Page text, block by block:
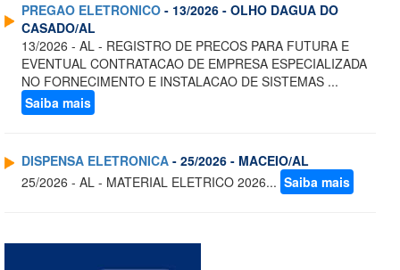
PREGAO ELETRONICO - 13/2026 - OLHO DAGUA DO
CASADO/AL
13/2026 - AL - REGISTRO DE PRECOS PARA FUTURA E
EVENTUAL CONTRATACAO DE EMPRESA ESPECIALIZADA
NO FORNECIMENTO E INSTALACAO DE SISTEMAS ...
Saiba mais
DISPENSA ELETRONICA - 25/2026 - MACEIO/AL
25/2026 - AL - MATERIAL ELETRICO 2026... Saiba mais